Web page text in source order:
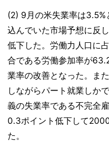
(2) 9月の米失業率は
込んでいた市場予想に反
低下した。労働力人口に
合である労働参加率が
業率の改善となった。ま
しながらパート就業しか
義の失業率である不完全
0.3ポイント低下して
た。